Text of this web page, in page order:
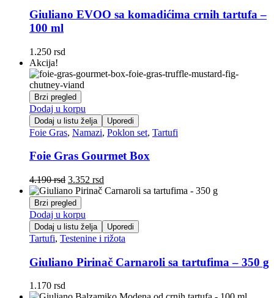
Giuliano EVOO sa komadićima crnih tartufa –
100 ml
1.250 rsd
Akcija!
Brzi pregled
Dodaj u korpu
Dodaj u listu želja Uporedi
Foie Gras, Namazi, Poklon set, Tartufi
Foie Gras Gourmet Box
4.190rsd Originalna
cena
je
bila:
4.190 rsd.
3.352 rsd
cena
Brzi pregled
Dodaj u korpu
Dodaj u listu želja Uporedi
Tartufi, Testenine i rižota
Giuliano Pirinač Carnaroli sa tartufima – 350 g
1.170 rsd